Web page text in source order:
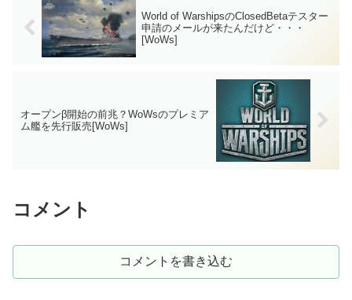
World of WarshipsのClosedBetaテスター
申請のメールが来たんだけど・・・
[WoWs]
オープンβ開始の前兆？WoWsのプレミア
ム艦を先行販売[WoWs]
コメント
コメントを書き込む